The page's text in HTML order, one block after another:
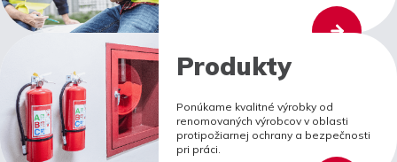
Produkty
Ponúkame kvalitné výrobky od
renomovaných výrobcov v oblasti
protipožiarnej ochrany a bezpečnosti
pri práci.